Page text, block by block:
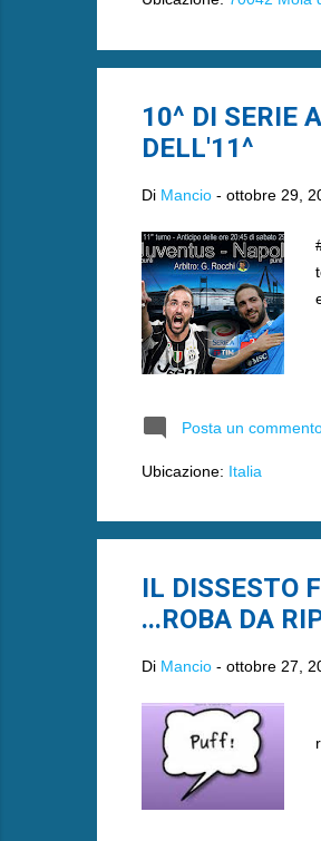
10^ DI SERIE
DELL'11^
Di Mancio - ottobre 29,
Posta un
Ubicazione: Italia
IL DISSESTO
...ROBA DA
Di Mancio - ottobre 27,